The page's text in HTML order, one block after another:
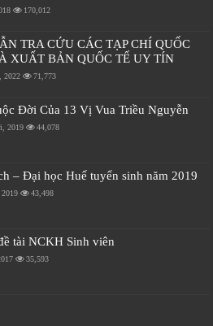
170,012
TRA CỨU CÁC TẠP CHÍ QUỐC
XUẤT BẢN QUỐC TẾ UY TÍN
2022 71,773
Đời Của 13 Vị Vua Triều Nguyễn
2019 44,078
– Đại học Huế tuyển sinh năm 2019
2019 43,498
tài NCKH Sinh viên
35,593